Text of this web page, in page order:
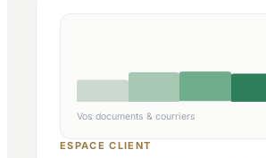
Vos documents & courriers
ESPACE CLIENT